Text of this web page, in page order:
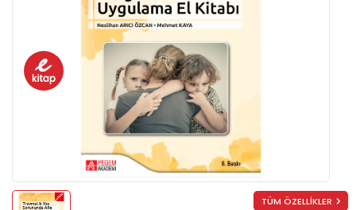
TÜM ÖZELLİKLER